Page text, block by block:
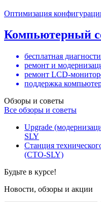
Оптимизация
Компьютерный
бесплатная
ремонт и
ремонт LCD-
поддержка
Обзоры и советы
Все обзоры и советы
Upgrade
SLY
Станция
(СТО-SLY)
Будьте в курсе!
Новости, обзоры и акции